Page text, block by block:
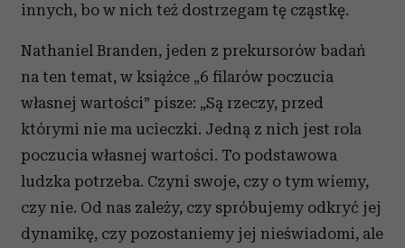
innych, bo w nich też dostrzegam tę cząstkę.
Nathaniel Branden, jeden z prekursorów badań
na ten temat, w książce „6 filarów poczucia
własnej wartości” pisze: „Są rzeczy, przed
którymi nie ma ucieczki. Jedną z nich jest rola
poczucia własnej wartości. To podstawowa
ludzka potrzeba. Czyni swoje, czy o tym wiemy,
czy nie. Od nas zależy, czy spróbujemy odkryć jej
dynamikę, czy pozostaniemy jej nieświadomi, ale